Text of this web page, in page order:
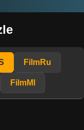
FilmRu
FilmMl